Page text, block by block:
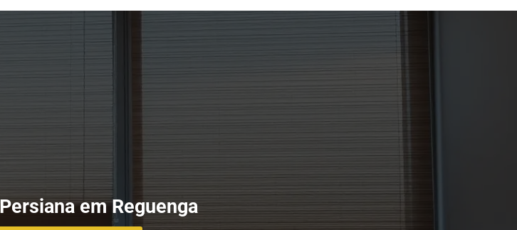
em Reguenga